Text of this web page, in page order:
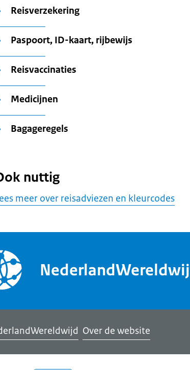
Reisverzekering
Paspoort, ID-kaart, rijbewijs
Reisvaccinaties
Medicijnen
Bagageregels
nuttig
meer over reisadviezen en kleurcodes
Over de website